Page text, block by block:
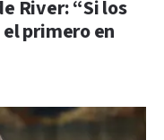
River: “Si los
primero en